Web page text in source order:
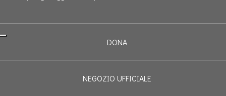
DONA
NEGOZIO UFFICIALE